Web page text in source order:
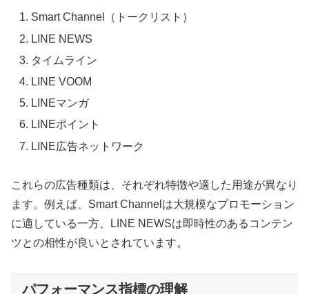
Smart Channel（トークリスト）
LINE NEWS
タイムライン
LINE VOOM
LINEマンガ
LINEポイント
LINE広告ネットワーク
これらの広告種類は、それぞれ特徴や適した用途が異なり
ます。例えば、Smart Channelは大規模なプロモーション
に適している一方、LINE NEWSは即時性のあるコンテン
ツとの相性が良いとされています。
パフォーマンス指標の理解